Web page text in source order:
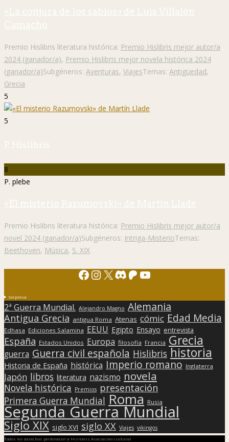
«La conjura de los sabios» de Luis Villalón
Camacho
Premio Hislibris literatura histórica: Premio Hislibris mejor autor/a
2024 (ganador/a), Premio Hislibris mejor novela histórica 2024
(ganador/a)Subgéneros: Aventuras, ViajesTemas: Antigüedad,
Grecia
5
5
P. Hislibris
8
P. plebe
«El misterio Razumovski» de Martín Llade
Premio Hislibris literatura histórica: Premio Hislibris mejor autor/a
novel 2024 (ganador/a)Subgéneros: Intriga-MisterioTemas:
Beethoven, Música, S. XIX
Facebook
Instagram
X Discord
Patreon
YouTube
Sorpresa
2ª Guerra Mundial. Alejandro Magno Alemania
Antigua Grecia antigua Roma Atenas cómic Edad Media
Edhasa Ediciones Salamina EEUU Egipto Ensayo entrevista
España Estados Unidos Europa filosofía Francia Grecia
guerra Guerra civil española Hislibris historia
Historia de España histórica Imperio romano Inglaterra
Japón libros literatura nazismo novela
Novela histórica Premios presentación
Primera Guerra Mundial Roma Rusia
Segunda Guerra Mundial
Siglo XIX siglo XVI siglo XX Viajes vikingos
Todos los derechos pertenecen a Hislibris Asociación cultural